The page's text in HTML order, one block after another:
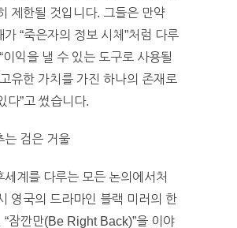
제한될 것입니다. 그들은 만약
가 “죽은자의 정보 시체”처럼 다루
이익을 낼 수 있는 도구로 사용될
유한 가치를 가진 하나의 존재로
다”고 썼습니다.
는 검은 거울
세계를 다루는 모든 논의에서처
영국의 드라마인 블랙 미러의 한
“잠깐만(Be Right Back)”을 이야